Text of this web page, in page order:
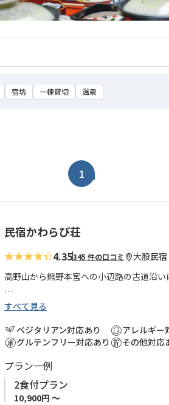
宿坊 一棟貸切 温泉
1
民宿かわらび荘
4.35345 件の口コミ 大股民宿
高野山から熊野本宮への小辺路の古道沿い
高野山から歩いた場合1日目のお宿、熊野
ここから登る伯母子峠は、小辺路でも一
タオルや浴衣などお部屋に常備していな
すべて見る
ベジタリアン対応あり
グルテンフリー対応あり
アレルギー
その他対応
プラン一例
2食付プラン
10,900円 ～